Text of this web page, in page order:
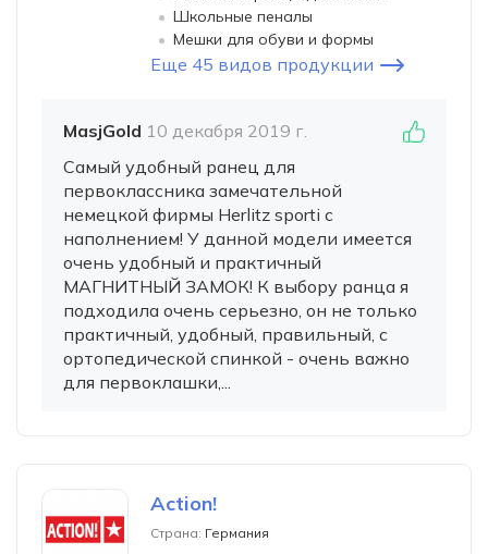
Школьные пеналы
Мешки для обуви и формы
Еще 45 видов продукции
MasjGold 10 декабря 2019 г.
Самый удобный ранец для
первоклассника замечательной
немецкой фирмы Herlitz sporti с
наполнением! У данной модели имеется
очень удобный и практичный
МАГНИТНЫЙ ЗАМОК! К выбору ранца я
подходила очень серьезно, он не только
практичный, удобный, правильный, с
ортопедической спинкой - очень важно
для первоклашки,...
Action!
Страна: Германия